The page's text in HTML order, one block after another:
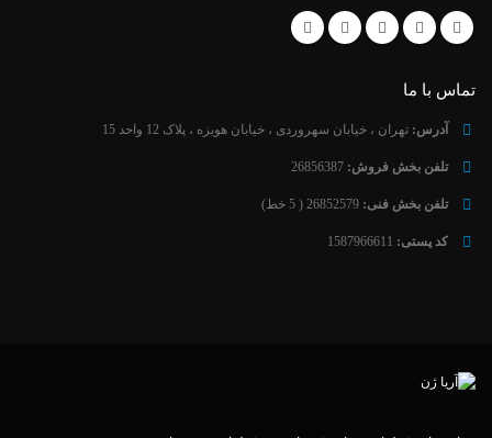
تماس با ما
آدرس: تهران ، خیابان سهروردی ، خیابان هویزه ، پلاک 12 واحد 15
تلفن بخش فروش: 26856387
تلفن بخش فنی: 26852579 ( 5 خط)
کد پستی: 1587966611